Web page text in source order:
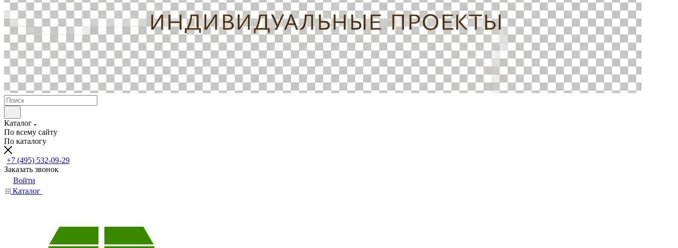
Каталог
По всему сайту
По каталогу
+7 (495) 532-09-29
Заказать звонок
Войти
Каталог